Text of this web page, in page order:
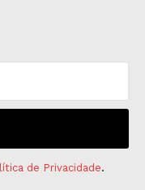
de Privacidade.